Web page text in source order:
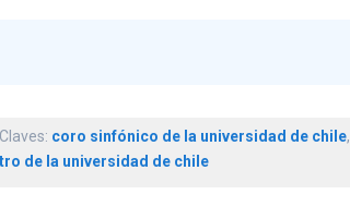
coro sinfónico de la universidad de chile,
de la universidad de chile